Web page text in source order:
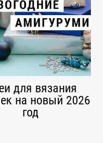
для вязания
на новый 2026
год